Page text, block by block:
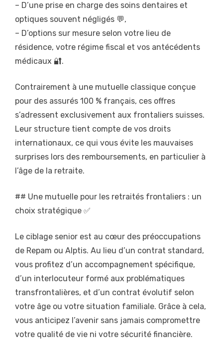
– D’une prise en charge des soins dentaires et
optiques souvent négligés 💬,
– D’options sur mesure selon votre lieu de
résidence, votre régime fiscal et vos antécédents
médicaux 🔐.
Contrairement à une mutuelle classique conçue
pour des assurés 100 % français, ces offres
s’adressent exclusivement aux frontaliers suisses.
Leur structure tient compte de vos droits
internationaux, ce qui vous évite les mauvaises
surprises lors des remboursements, en particulier à
l’âge de la retraite.
## Une mutuelle pour les retraités frontaliers : un
choix stratégique ✅
Le ciblage senior est au cœur des préoccupations
de Repam ou Alptis. Au lieu d’un contrat standard,
vous profitez d’un accompagnement spécifique,
d’un interlocuteur formé aux problématiques
transfrontalières, et d’un contrat évolutif selon
votre âge ou votre situation familiale. Grâce à cela,
vous anticipez l’avenir sans jamais compromettre
votre qualité de vie ni votre sécurité financière.